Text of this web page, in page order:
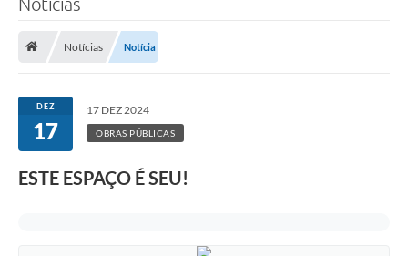
Notícias
Notícias Notícia
DEZ
17
17 DEZ 2024
OBRAS PÚBLICAS
ESTE ESPAÇO É SEU!